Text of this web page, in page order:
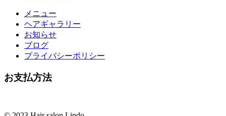
メニュー
ヘアギャラリー
お知らせ
ブログ
プライバシーポリシー
お支払方法